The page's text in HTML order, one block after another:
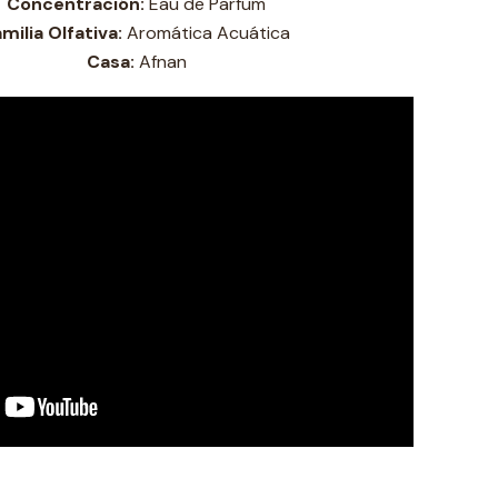
Olfativa: Aromática Acuática
Casa: Afnan